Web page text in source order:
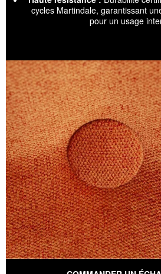
cycles Martindale, garantissant
pour un usage